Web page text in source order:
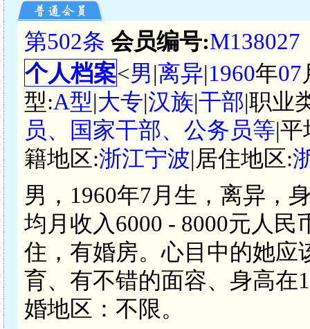
第502条 会员编号:M138027
个人档案<男|离异|1960年07
型:A型|大专|汉族|干部|职业
员、国家干部、公务员等|平
籍地区:浙江宁波|居住地区:
男，1960年7月生，离异，
均月收入6000 - 8000元人
住，有婚房。心目中的她应
育、有不错的面容、身高在
婚地区：不限。